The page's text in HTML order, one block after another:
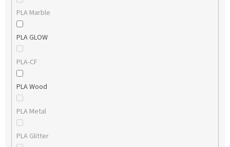
PLA Marble
PLA GLOW
PLA-CF
PLA Wood
PLA Metal
PLA Glitter